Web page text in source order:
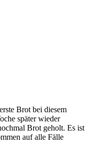
Brot bei diesem
später wieder
Brot geholt. Es ist
auf alle Fälle